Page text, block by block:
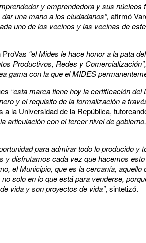
y emprendedora y sus núcleos
una mano a los ciudadanos”, afirmó
uno de los vecinos y las vecinas de
ProVas “el Mides le hace honor a la pata
Productivos, Redes y Comercialización”,
gama con la que el MIDES
“esta marca tiene hoy la certificación del
y el requisito de la formalización a
la Universidad de la República,
articulación con el tercer nivel de
para admirar todo lo producido y
disfrutamos cada vez que hacemos
el Municipio, que es la cercanía,
solo en lo que está para venderse,
vida y son proyectos de vida”, sintetizó.